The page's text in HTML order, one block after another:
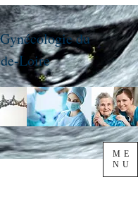
ME
NU
du
Loire